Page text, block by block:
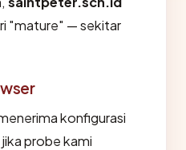
"mature" — sekitar
konfigurasi
probe kami